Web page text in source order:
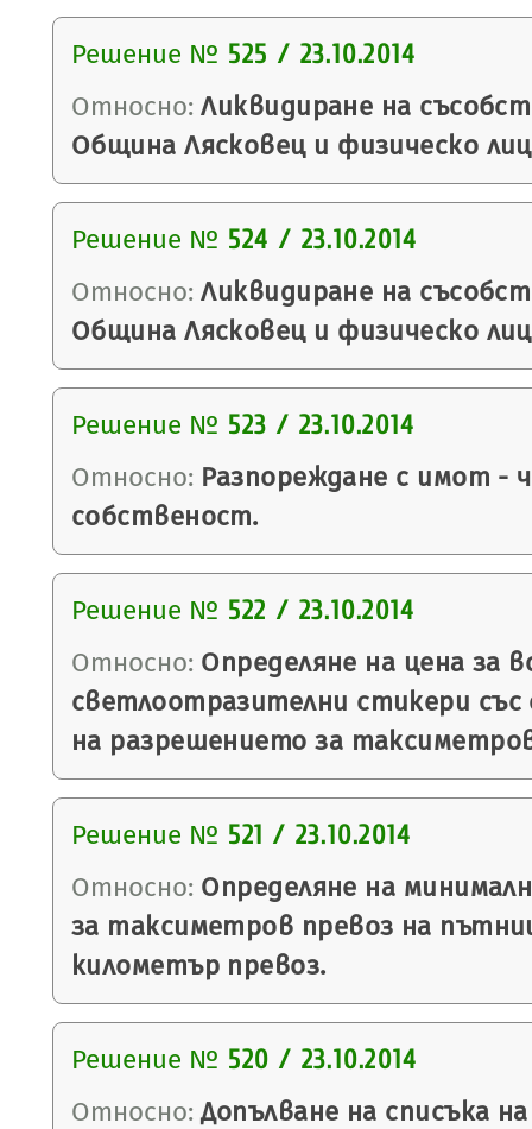
Решение № 525 / 23.10.2014
Относно: Ликвидиране на
Община Лясковец и физическо
Решение № 524 / 23.10.2014
Относно: Ликвидиране на
Община Лясковец и физическо
Решение № 523 / 23.10.2014
Относно: Разпореждане с имот -
собственост.
Решение № 522 / 23.10.2014
Относно: Определяне на цена за
светлоотразителни стикери
на разрешението за
Решение № 521 / 23.10.2014
Относно: Определяне на
за таксиметров превоз на
километър превоз.
Решение № 520 / 23.10.2014
Относно: Допълване на списъка